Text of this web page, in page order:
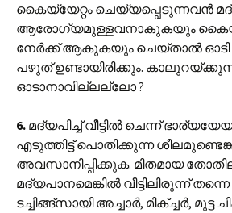
കൈയ്യേറ്റം ചെയ്യപ്പെടുന്നവൻ
ആരോഗ്യമുള്ളവനാകുകയും
നേർക്ക് ആകുകയും ചെയ്താൽ ഓടി
പഴുത് ഉണ്ടായിരിക്കും.
ഓടാനാവില്ലല്ലോ ?
6. മദ്യപിച്ച് വീട്ടിൽ ചെന്ന്
എടുത്തിട്ട് പൊതിക്കുന്ന
അവസാനിപ്പിക്കുക. മിതമായ
മദ്യപാനമെങ്കിൽ വീട്ടിലിരുന്ന്
ടച്ചിങ്ങ്‌സായി അച്ചാർ, മിക്ച്ചർ, മുട്ട